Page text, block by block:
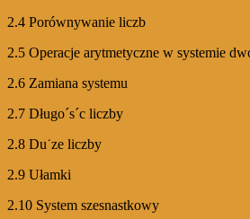
2.4 Porównywanie liczb
2.5 Operacje arytmetyczne w systemie
2.6 Zamiana systemu
2.7 Długo´s´c liczby
2.8 Du˙ze liczby
2.9 Ułamki
2.10 System szesnastkowy